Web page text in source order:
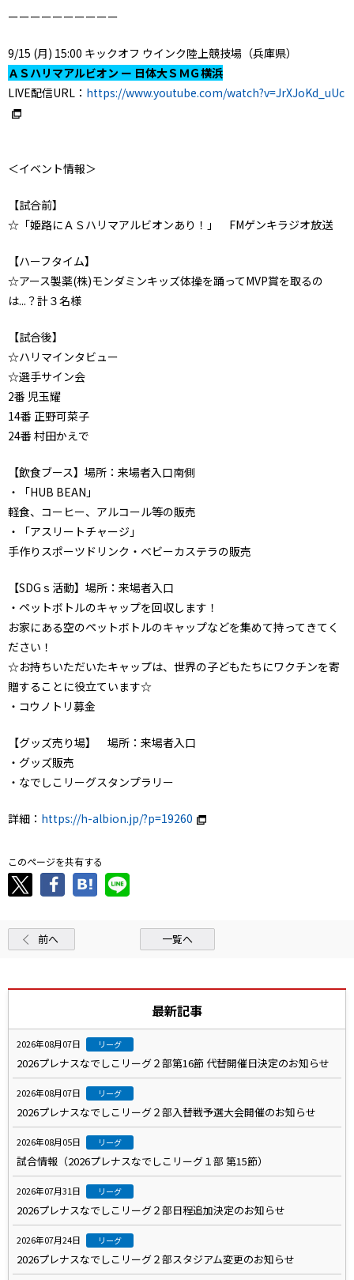
ーーーーーーーーーー
9/15 (月) 15:00 キックオフ ウインク陸上競技場（兵庫県）
ＡＳハリマアルビオン ー 日体大ＳＭＧ横浜
LIVE配信URL： https://www.youtube.com/watch?v=JrXJoKd_uUc
＜イベント情報＞
【試合前】
☆「姫路にＡＳハリマアルビオンあり！」 FMゲンキラジオ放送
【ハーフタイム】
☆アース製薬(株)モンダミンキッズ体操を踊ってMVP賞を取るの
は...？計３名様
【試合後】
☆ハリマインタビュー
☆選手サイン会
2番 児玉耀
14番 正野可菜子
24番 村田かえで
【飲食ブース】場所：来場者入口南側
・「HUB BEAN」
軽食、コーヒー、アルコール等の販売
・「アスリートチャージ」
手作りスポーツドリンク・ベビーカステラの販売
【SDGｓ活動】場所：来場者入口
・ペットボトルのキャップを回収します！
お家にある空のペットボトルのキャップなどを集めて持ってきてく
ださい！
☆お持ちいただいたキャップは、世界の子どもたちにワクチンを寄
贈することに役立ています☆
・コウノトリ募金
【グッズ売り場】 場所：来場者入口
・グッズ販売
・なでしこリーグスタンプラリー
詳細： https://h-albion.jp/?p=19260
このページを共有する
前へ 一覧へ
最新記事
2026年08月07日 リーグ
2026プレナスなでしこリーグ２部第16節 代替開催日決定のお知らせ
2026年08月07日 リーグ
2026プレナスなでしこリーグ２部入替戦予選大会開催のお知らせ
2026年08月05日 リーグ
試合情報（2026プレナスなでしこリーグ１部 第15節）
2026年07月31日 リーグ
2026プレナスなでしこリーグ２部日程追加決定のお知らせ
2026年07月24日 リーグ
2026プレナスなでしこリーグ２部スタジアム変更のお知らせ